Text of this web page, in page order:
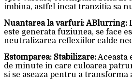
imbina, astfel incat tranzitia sa
Nuantarea la varfuri: ABlurring:
este generata fuziunea, se face
neutralizarea reflexiilor calde
Estomparea: Stabilizare:Aceasta
de minute in care culoarea
si se aseaza pentru a